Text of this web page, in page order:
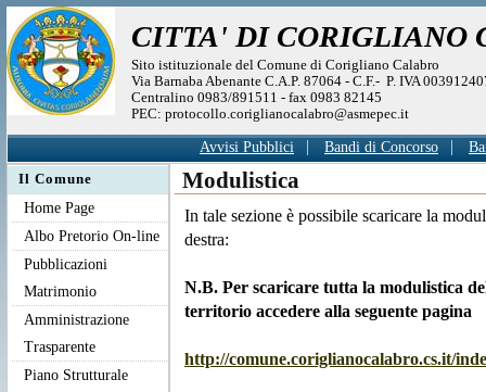
CITTA' DI CORIGLIANO
Sito istituzionale del Comune di Corigliano Calabro
Via Barnaba Abenante C.A.P. 87064 - C.F.- P. IVA
Centralino 0983/891511 - fax 0983 82145
PEC: protocollo.coriglianocalabro@asmepec.it
Avvisi Pubblici Bandi di Concorso
Modulistica
In tale sezione è possibile scaricare la
destra:
N.B. Per scaricare tutta la modulistica
territorio accedere alla seguente pagina
http://comune.coriglianocalabro.cs.it/
Il Comune
Home Page
Albo Pretorio On-line
Pubblicazioni
Matrimonio
Amministrazione
Trasparente
Piano Strutturale